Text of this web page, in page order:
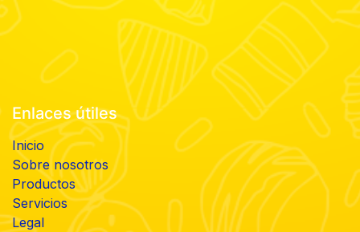
Enlaces útiles
Inicio
Sobre nosotros
Productos
Servicios
Legal